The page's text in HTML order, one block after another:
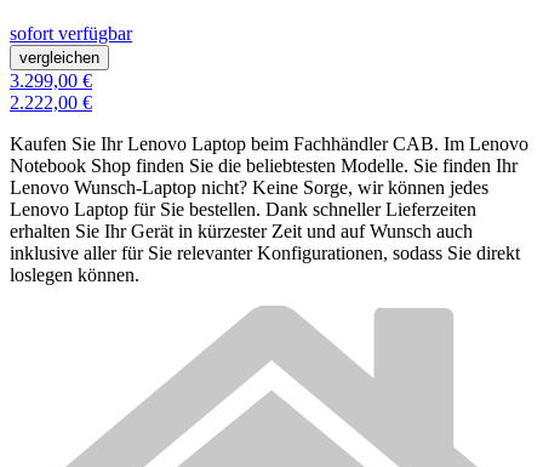
sofort verfügbar
vergleichen
3.299,00 €
2.222,00 €
Kaufen Sie Ihr Lenovo Laptop beim Fachhändler CAB. Im Lenovo
Notebook Shop finden Sie die beliebtesten Modelle. Sie finden Ihr
Lenovo Wunsch-Laptop nicht? Keine Sorge, wir können jedes
Lenovo Laptop für Sie bestellen. Dank schneller Lieferzeiten
erhalten Sie Ihr Gerät in kürzester Zeit und auf Wunsch auch
inklusive aller für Sie relevanter Konfigurationen, sodass Sie direkt
loslegen können.